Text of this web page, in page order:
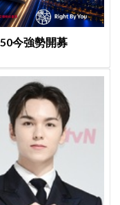
今強勢開募